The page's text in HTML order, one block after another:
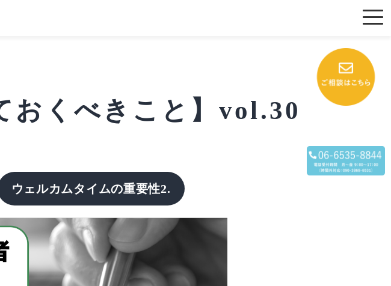
おくべきこと】vol.30
ウェルカムタイムの重要性2.